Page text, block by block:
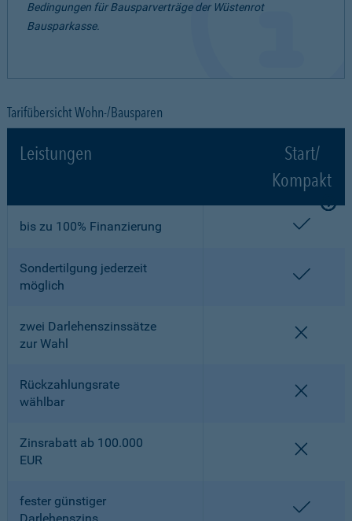
Bedingungen für Bausparverträge der Wüstenrot
Bausparkasse.
Tarifübersicht Wohn-/Bausparen
Leistungen
Start/
Kompakt
bis zu 100% Finanzierung
Sondertilgung jederzeit
möglich
zwei Darlehenszinssätze
zur Wahl
Rückzahlungsrate
wählbar
Zinsrabatt ab 100.000
EUR
fester günstiger